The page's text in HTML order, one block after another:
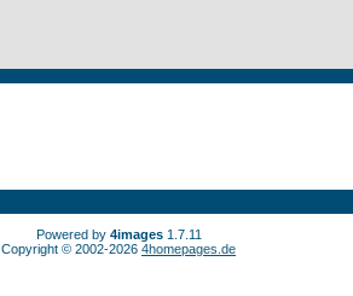
Powered by 4images1.7.11
Copyright © 2002-2026 4homepages.de